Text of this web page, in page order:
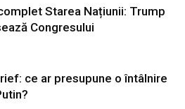
Starea Națiunii: Trump
Congresului
ce ar presupune o întâlnire